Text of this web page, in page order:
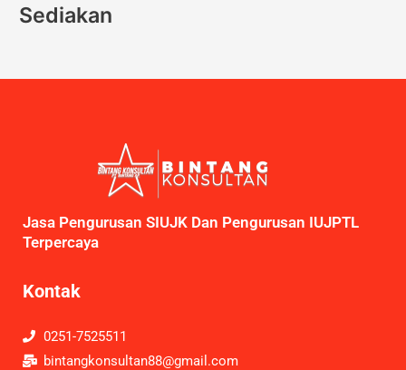
Sediakan
Jasa Pengurusan SIUJK Dan Pengurusan IUJPTL
Terpercaya
Kontak
0251-7525511
bintangkonsultan88@gmail.com